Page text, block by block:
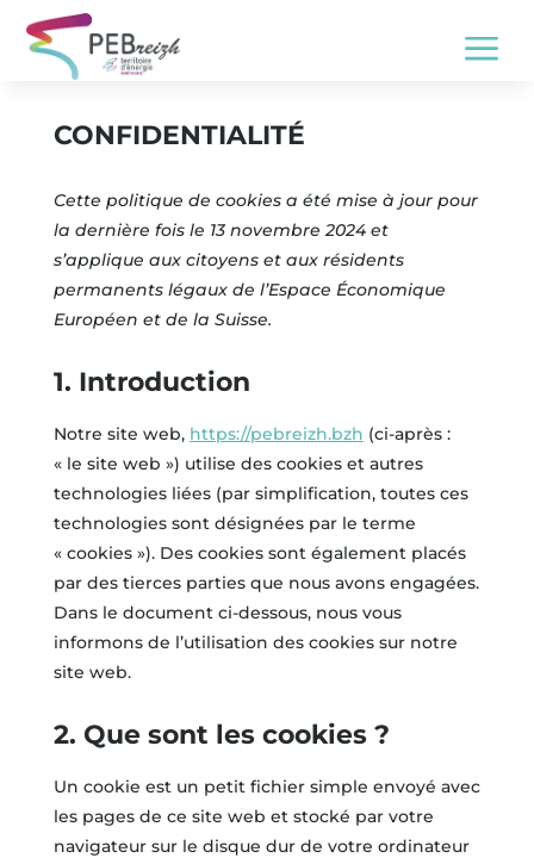
a
CONFIDENTIALITÉ
Cette politique de cookies a été mise à jour pour
la dernière fois le 13 novembre 2024 et
s’applique aux citoyens et aux résidents
permanents légaux de l’Espace Économique
Européen et de la Suisse.
1. Introduction
Notre site web, https://pebreizh.bzh (ci-après :
« le site web ») utilise des cookies et autres
technologies liées (par simplification, toutes ces
technologies sont désignées par le terme
« cookies »). Des cookies sont également placés
par des tierces parties que nous avons engagées.
Dans le document ci-dessous, nous vous
informons de l’utilisation des cookies sur notre
site web.
2. Que sont les cookies ?
Un cookie est un petit fichier simple envoyé avec
les pages de ce site web et stocké par votre
navigateur sur le disque dur de votre ordinateur